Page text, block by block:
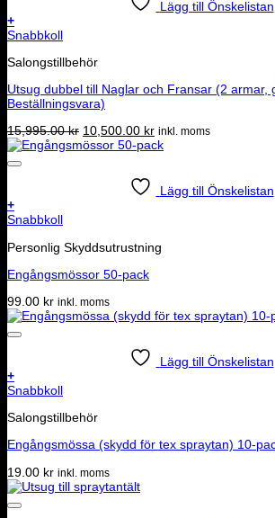
Lägg till Önskelistan
+
Snabbkoll
Salongstillbehör
Utsug dubbel till Naglar och Fransar (2 armar,
Beställningsvara)
15,995.00kr Det
ursprungliga
15,995.00 kr.
10,500.00 krDet
nuvarande
10,500.00 kr.
inkl. moms
Lägg till Önskelistan
+
Snabbkoll
Personlig Skyddsutrustning
Engångsmössor 50-pack
99.00 kr inkl. moms
Lägg till Önskelistan
+
Snabbkoll
Salongstillbehör
Engångsmössa (skydd för tex spraytan) 10-
19.00 kr inkl. moms